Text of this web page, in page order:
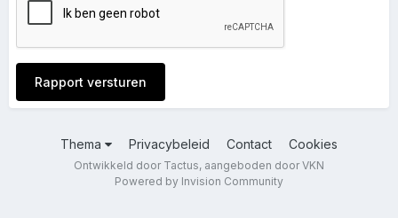
Rapport versturen
Thema Privacybeleid Contact Cookies
Ontwikkeld door Tactus, aangeboden door VKN
Powered by Invision Community